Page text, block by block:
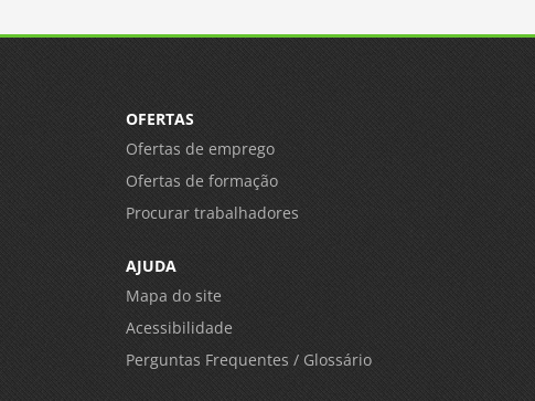
OFERTAS
Ofertas de emprego
Ofertas de formação
Procurar trabalhadores
AJUDA
Mapa do site
Acessibilidade
Perguntas Frequentes / Glossário